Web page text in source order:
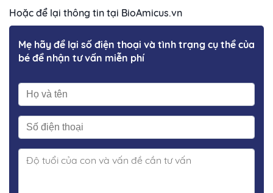
Hoặc để lại thông tin tại BioAmicus.vn
Mẹ hãy để lại số điện thoại và tình trạng cụ thể của
bé để nhận tư vấn miễn phí